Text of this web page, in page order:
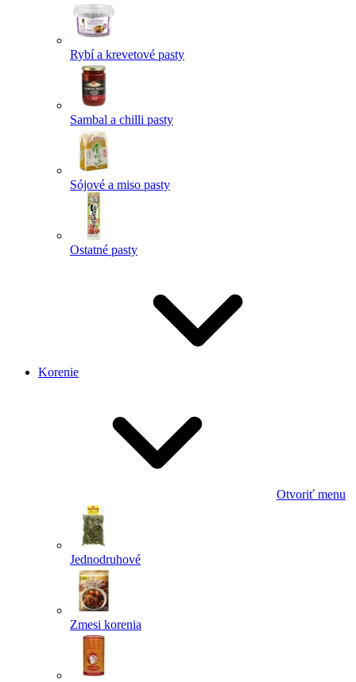
Rybí a krevetové pasty
Sambal a chilli pasty
Sójové a miso pasty
Ostatné pasty
Korenie
Otvoriť menu
Jednodruhové
Zmesi korenia